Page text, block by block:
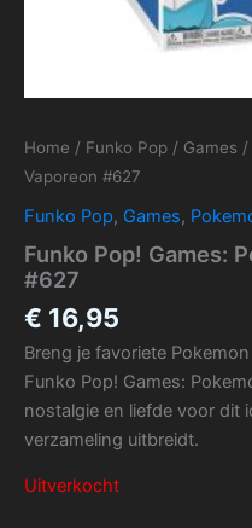
Home / Funko Pop / Games /
Vaporeon #627
Funko Pop, Games,
Funko Pop! Games:
#627
€ 16,95
Breng je favoriete
Funko Pop! Games:
nostalgie en liefde voor dit
verzameling uitbreidt.
Uitverkocht